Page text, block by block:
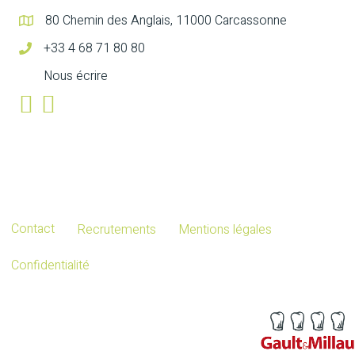
80 Chemin des Anglais, 11000 Carcassonne
+33 4 68 71 80 80
Nous écrire
Contact Recrutements
Mentions légales
Confidentialité